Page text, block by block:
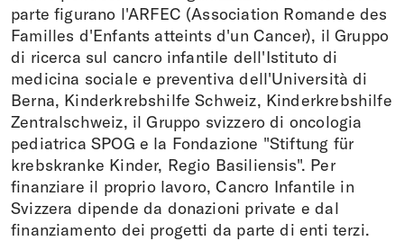
parte figurano l'ARFEC (Association Romande des
Familles d'Enfants atteints d'un Cancer), il Gruppo
di ricerca sul cancro infantile dell'Istituto di
medicina sociale e preventiva dell'Università di
Berna, Kinderkrebshilfe Schweiz, Kinderkrebshilfe
Zentralschweiz, il Gruppo svizzero di oncologia
pediatrica SPOG e la Fondazione "Stiftung für
krebskranke Kinder, Regio Basiliensis". Per
finanziare il proprio lavoro, Cancro Infantile in
Svizzera dipende da donazioni private e dal
finanziamento dei progetti da parte di enti terzi.